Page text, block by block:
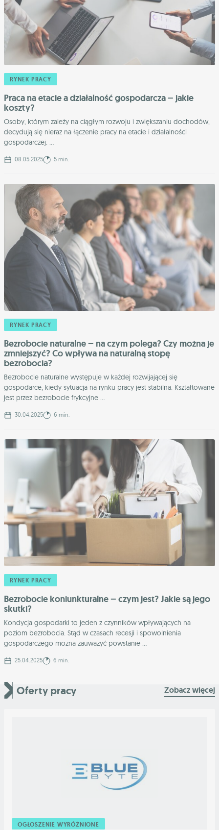
RYNEK PRACY
Praca na etacie a działalność gospodarcza – jakie
koszty?
Osoby, którym zależy na ciągłym rozwoju i zwiększaniu dochodów,
decydują się nieraz na łączenie pracy na etacie i działalności
gospodarczej. ...
08.05.2025 5 min.
RYNEK PRACY
Bezrobocie naturalne – na czym polega? Czy można je
zmniejszyć? Co wpływa na naturalną stopę
bezrobocia?
Bezrobocie naturalne występuje w każdej rozwijającej się
gospodarce, kiedy sytuacja na rynku pracy jest stabilna. Kształtowane
jest przez bezrobocie frykcyjne ...
30.04.2025 6 min.
RYNEK PRACY
Bezrobocie koniunkturalne – czym jest? Jakie są jego
skutki?
Kondycja gospodarki to jeden z czynników wpływających na
poziom bezrobocia. Stąd w czasach recesji i spowolnienia
gospodarczego można zauważyć powstanie ...
25.04.2025 6 min.
Oferty pracy Zobacz więcej
OGŁOSZENIE WYRÓŻNIONE